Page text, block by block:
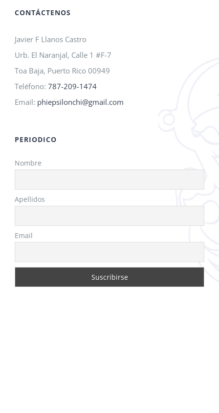
CONTÁCTENOS
Javier F Llanos Castro
Urb. El Naranjal, Calle 1 #F-7
Toa Baja, Puerto Rico 00949
Teléfono: 787-209-1474
Email: phiepsilonchi@gmail.com
PERIODICO
Nombre
Apellidos
Email